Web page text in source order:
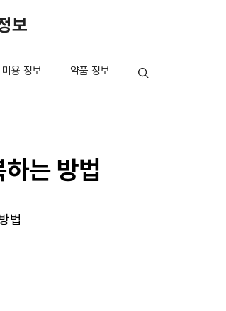
보
미용 정보 약품 정보
는 방법
법